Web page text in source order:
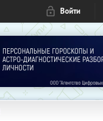
Войти